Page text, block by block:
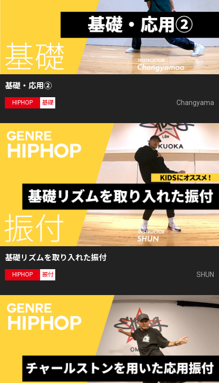
基礎・応用②
HIPHOP 基礎 Changyama
基礎リズムを取り入れた振付
HIPHOP 振付 SHUN